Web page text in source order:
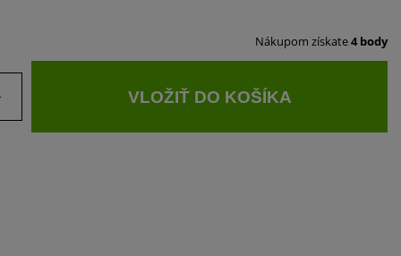
Nákupom získate4 body
VLOŽIŤ DO KOŠÍKA